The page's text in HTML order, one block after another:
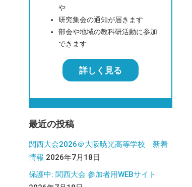
や
研究集会の通知が届きます
部会や地域の教科研活動に参加
できます
詳しく見る
最近の投稿
関西大会2026＠大阪暁光高等学校 新着
情報 2026年7月18日
保護中: 関西大会 参加者用WEBサイト